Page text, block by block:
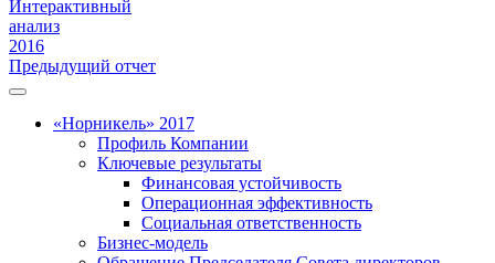
Интерактивный
анализ
2016
Предыдущий отчет
«Норникель» 2017
Профиль Компании
Ключевые результаты
Финансовая устойчивость
Операционная эффективность
Социальная ответственность
Бизнес-модель